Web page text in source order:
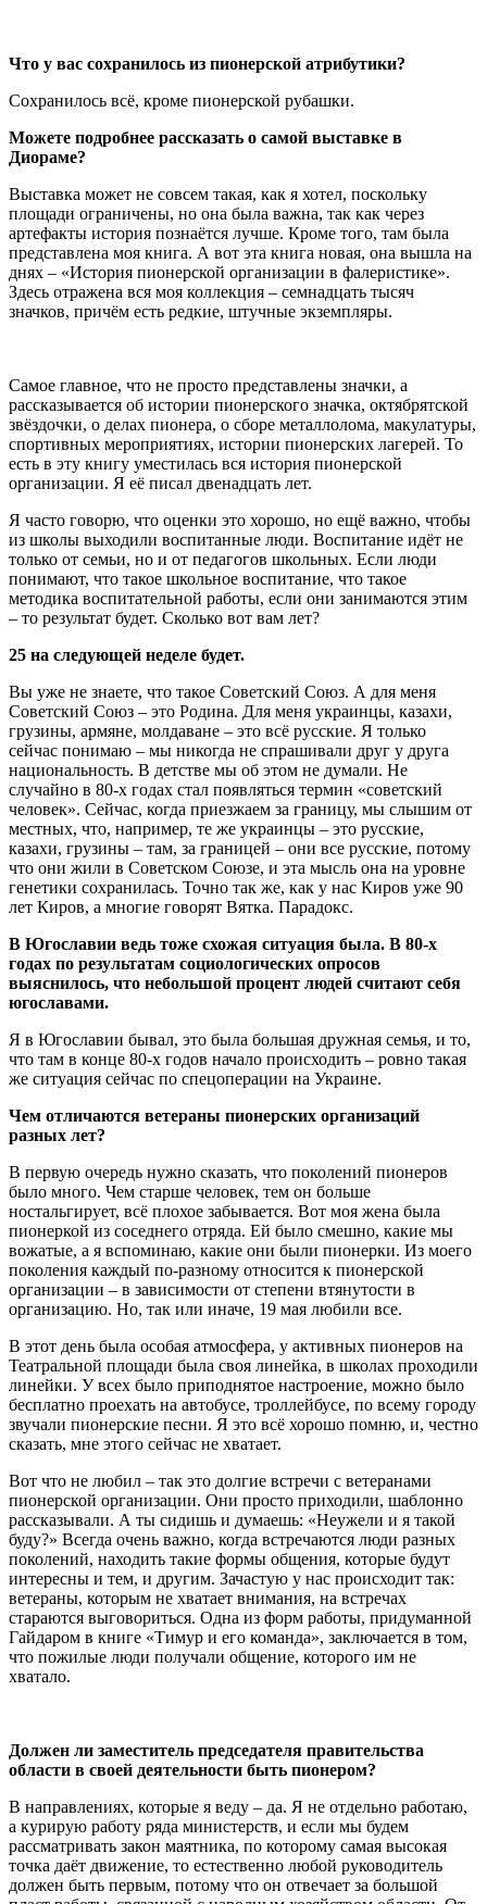
Что у вас сохранилось из пионерской атрибутики?
Сохранилось всё, кроме пионерской рубашки.
Можете подробнее рассказать о самой выставке в
Диораме?
Выставка может не совсем такая, как я хотел, поскольку
площади ограничены, но она была важна, так как через
артефакты история познаётся лучше. Кроме того, там была
представлена моя книга. А вот эта книга новая, она вышла на
днях – «История пионерской организации в фалеристике».
Здесь отражена вся моя коллекция – семнадцать тысяч
значков, причём есть редкие, штучные экземпляры.
Самое главное, что не просто представлены значки, а
рассказывается об истории пионерского значка, октябрятской
звёздочки, о делах пионера, о сборе металлолома, макулатуры,
спортивных мероприятиях, истории пионерских лагерей. То
есть в эту книгу уместилась вся история пионерской
организации. Я её писал двенадцать лет.
Я часто говорю, что оценки это хорошо, но ещё важно, чтобы
из школы выходили воспитанные люди. Воспитание идёт не
только от семьи, но и от педагогов школьных. Если люди
понимают, что такое школьное воспитание, что такое
методика воспитательной работы, если они занимаются этим
– то результат будет. Сколько вот вам лет?
25 на следующей неделе будет.
Вы уже не знаете, что такое Советский Союз. А для меня
Советский Союз – это Родина. Для меня украинцы, казахи,
грузины, армяне, молдаване – это всё русские. Я только
сейчас понимаю – мы никогда не спрашивали друг у друга
национальность. В детстве мы об этом не думали. Не
случайно в 80-х годах стал появляться термин «советский
человек». Сейчас, когда приезжаем за границу, мы слышим от
местных, что, например, те же украинцы – это русские,
казахи, грузины – там, за границей – они все русские, потому
что они жили в Советском Союзе, и эта мысль она на уровне
генетики сохранилась. Точно так же, как у нас Киров уже 90
лет Киров, а многие говорят Вятка. Парадокс.
В Югославии ведь тоже схожая ситуация была. В 80-х
годах по результатам социологических опросов
выяснилось, что небольшой процент людей считают себя
югославами.
Я в Югославии бывал, это была большая дружная семья, и то,
что там в конце 80-х годов начало происходить – ровно такая
же ситуация сейчас по спецоперации на Украине.
Чем отличаются ветераны пионерских организаций
разных лет?
В первую очередь нужно сказать, что поколений пионеров
было много. Чем старше человек, тем он больше
ностальгирует, всё плохое забывается. Вот моя жена была
пионеркой из соседнего отряда. Ей было смешно, какие мы
вожатые, а я вспоминаю, какие они были пионерки. Из моего
поколения каждый по-разному относится к пионерской
организации – в зависимости от степени втянутости в
организацию. Но, так или иначе, 19 мая любили все.
В этот день была особая атмосфера, у активных пионеров на
Театральной площади была своя линейка, в школах проходили
линейки. У всех было приподнятое настроение, можно было
бесплатно проехать на автобусе, троллейбусе, по всему городу
звучали пионерские песни. Я это всё хорошо помню, и, честно
сказать, мне этого сейчас не хватает.
Вот что не любил – так это долгие встречи с ветеранами
пионерской организации. Они просто приходили, шаблонно
рассказывали. А ты сидишь и думаешь: «Неужели и я такой
буду?» Всегда очень важно, когда встречаются люди разных
поколений, находить такие формы общения, которые будут
интересны и тем, и другим. Зачастую у нас происходит так:
ветераны, которым не хватает внимания, на встречах
стараются выговориться. Одна из форм работы, придуманной
Гайдаром в книге «Тимур и его команда», заключается в том,
что пожилые люди получали общение, которого им не
хватало.
Должен ли заместитель председателя правительства
области в своей деятельности быть пионером?
В направлениях, которые я веду – да. Я не отдельно работаю,
а курирую работу ряда министерств, и если мы будем
рассматривать закон маятника, по которому самая высокая
точка даёт движение, то естественно любой руководитель
должен быть первым, потому что он отвечает за большой